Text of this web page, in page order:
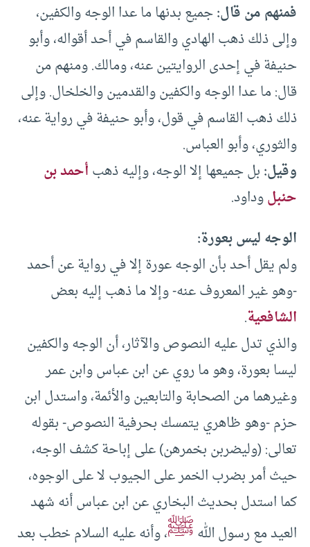
فمنهم من قال:جميع بدنها ما عدا الوجه والكفين،
وإلى ذلك ذهب الهادي والقاسم في أحد أقواله، وأبو
حنيفة في إحدى الروايتين عنه، ومالك. ومنهم من
قال: ما عدا الوجه والكفين والقدمين والخلخال. وإلى
ذلك ذهب القاسم في قول، وأبو حنيفة في رواية عنه،
والثوري، وأبو العباس.
وقيل:بل جميعها إلا الوجه، وإليه ذهبأحمد بن
حنبلوداود.
الوجه ليس بعورة:
ولم يقل أحد بأن الوجه عورة إلا في رواية عن أحمد
-وهو غير المعروف عنه- وإلا ما ذهب إليه بعض
الشافعية.
والذي تدل عليه النصوص والآثار، أن الوجه والكفين
ليسا بعورة، وهو ما روي عن ابن عباس وابن عمر
وغيرهما من الصحابة والتابعين والأئمة، واستدل ابن
حزم -وهو ظاهري يتمسك بحرفية النصوص- بقوله
تعالى: (وليضربن بخمرهن) على إباحة كشف الوجه،
حيث أمر بضرب الخمر على الجيوب لا على الوجوه،
كما استدل بحديث البخاري عن ابن عباس أنه شهد
العيد مع رسول اللهﷺ، وأنه عليه السلام خطب بعد